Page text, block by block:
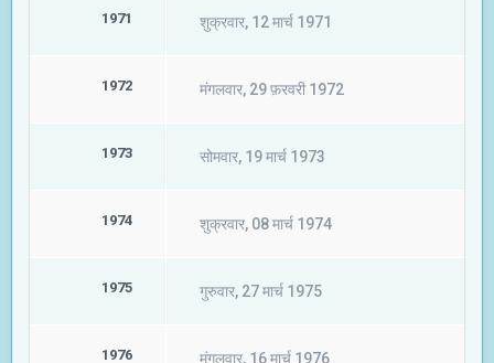
1971 शुक्रवार, 12 मार्च 1971
1972 मंगलवार, 29 फ़रवरी 1972
1973 सोमवार, 19 मार्च 1973
1974 शुक्रवार, 08 मार्च 1974
1975 गुरुवार, 27 मार्च 1975
1976 मंगलवार, 16 मार्च 1976